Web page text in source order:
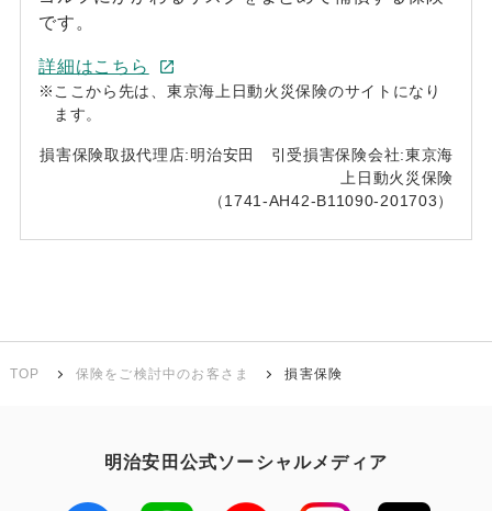
です。
詳細はこちら
※ ここから先は、東京海上日動火災保険のサイトになり
ます。
損害保険取扱代理店:明治安田 引受損害保険会社:東京海
上日動火災保険
（1741-AH42-B11090-201703）
TOP 保険をご検討中のお客さま 損害保険
明治安田公式ソーシャルメディア